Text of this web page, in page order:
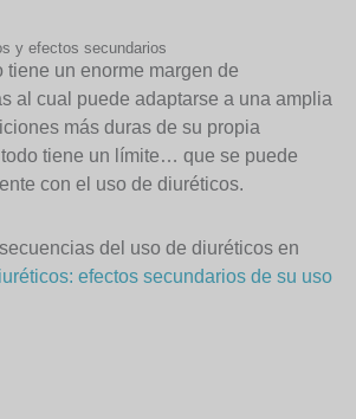
y efectos secundarios
tiene un enorme margen de
al cual puede adaptarse a una amplia
más duras de su propia
tiene un límite… que se puede
con el uso de diuréticos.
del uso de diuréticos en
efectos secundarios de su uso